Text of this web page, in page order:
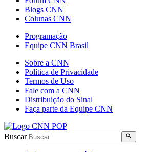
Blogs CNN
Colunas CNN
Programação
Equipe CNN Brasil
Sobre a CNN
Política de Privacidade
Termos de Uso
Fale com a CNN
Distribuição do Sinal
Faça parte da Equipe CNN
Buscar